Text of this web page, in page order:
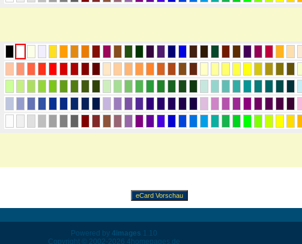
Powered by 4images 1.10
Copyright © 2002-2026 4homepages.de